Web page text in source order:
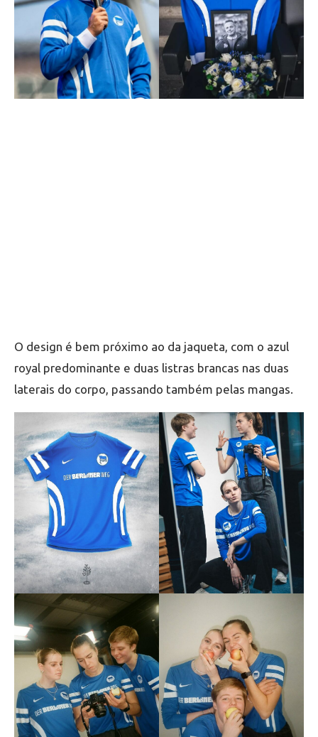
O design é bem próximo ao da jaqueta, com o azul
royal predominante e duas listras brancas nas duas
laterais do corpo, passando também pelas mangas.